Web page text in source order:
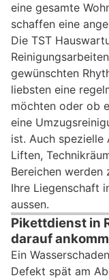
eine gesamte
schaffen eine
Die TST
gewünschten
liebsten eine
möchten oder ob
eine
ist. Auch spezielle
Liften,
Bereichen
Ihre Liegenschaft
aussen.
Pikettdienst in
darauf
Ein
Defekt spät am